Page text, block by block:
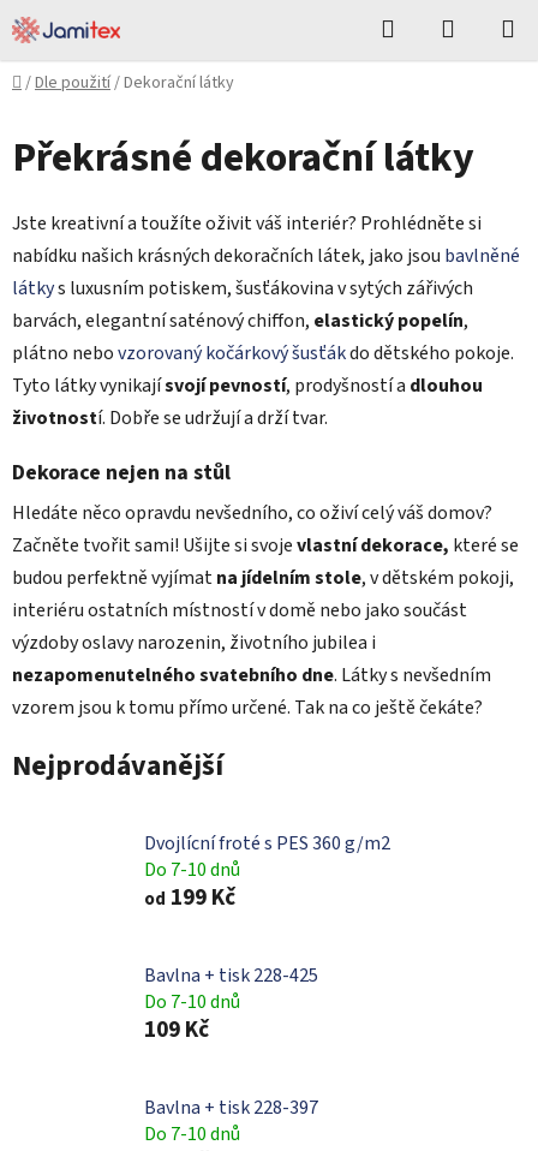
Přejít
na
obsah
Hledat
KOŠÍK
Domů
/Dle použití/Dekorační látky
Překrásné dekorační látky
Jste kreativní a toužíte oživit váš interiér? Prohlédněte si
nabídku našich krásných dekoračních látek, jako jsou bavlněné
látkys luxusním potiskem, šusťákovina v sytých zářivých
barvách, elegantní saténový chiffon, elastický popelín,
plátno nebovzorovaný kočárkový šusťákdo dětského pokoje.
Tyto látky vynikajísvojí pevností, prodyšností a dlouhou
životností. Dobře se udržují a drží tvar.
Dekorace nejen na stůl
Hledáte něco opravdu nevšedního, co oživí celý váš domov?
Začněte tvořit sami! Ušijte si svojevlastní dekorace, které se
budou perfektně vyjímatna jídelním stole, v dětském pokoji,
interiéru ostatních místností v domě nebo jako součást
výzdoby oslavy narozenin, životního jubilea i
nezapomenutelného svatebního dne. Látky s nevšedním
vzorem jsou k tomu přímo určené. Tak na co ještě čekáte?
Nejprodávanější
Dvojlícní froté s PES 360 g/m2
Do 7-10 dnů
od 199 Kč
Bavlna + tisk 228-425
Do 7-10 dnů
109 Kč
Bavlna + tisk 228-397
Do 7-10 dnů